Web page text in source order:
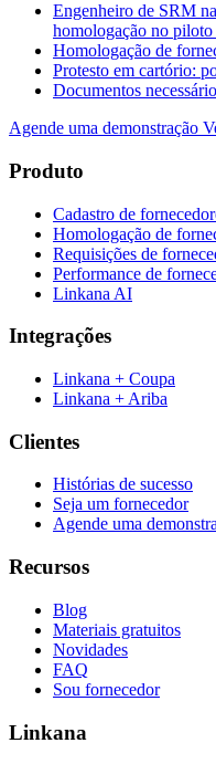
Engenheiro de SRM
homologação no
Homologação de
Protesto em cartório:
Documentos
Agende uma demonstração
Produto
Cadastro de
Homologação de
Requisições de
Performance de
Linkana AI
Integrações
Linkana + Coupa
Linkana + Ariba
Clientes
Histórias de sucesso
Seja um fornecedor
Agende uma
Recursos
Blog
Materiais gratuitos
Novidades
FAQ
Sou fornecedor
Linkana